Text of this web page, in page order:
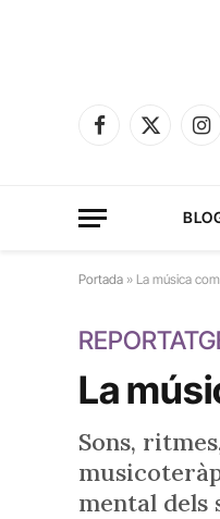
Facebook
X
Portada » La música
La
Sons,
mental dels